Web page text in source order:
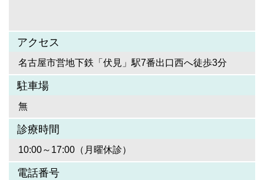
アクセス
名古屋市営地下鉄「伏見」駅7番出口西へ徒歩3分
駐車場
無
診療時間
10:00～17:00（月曜休診）
電話番号